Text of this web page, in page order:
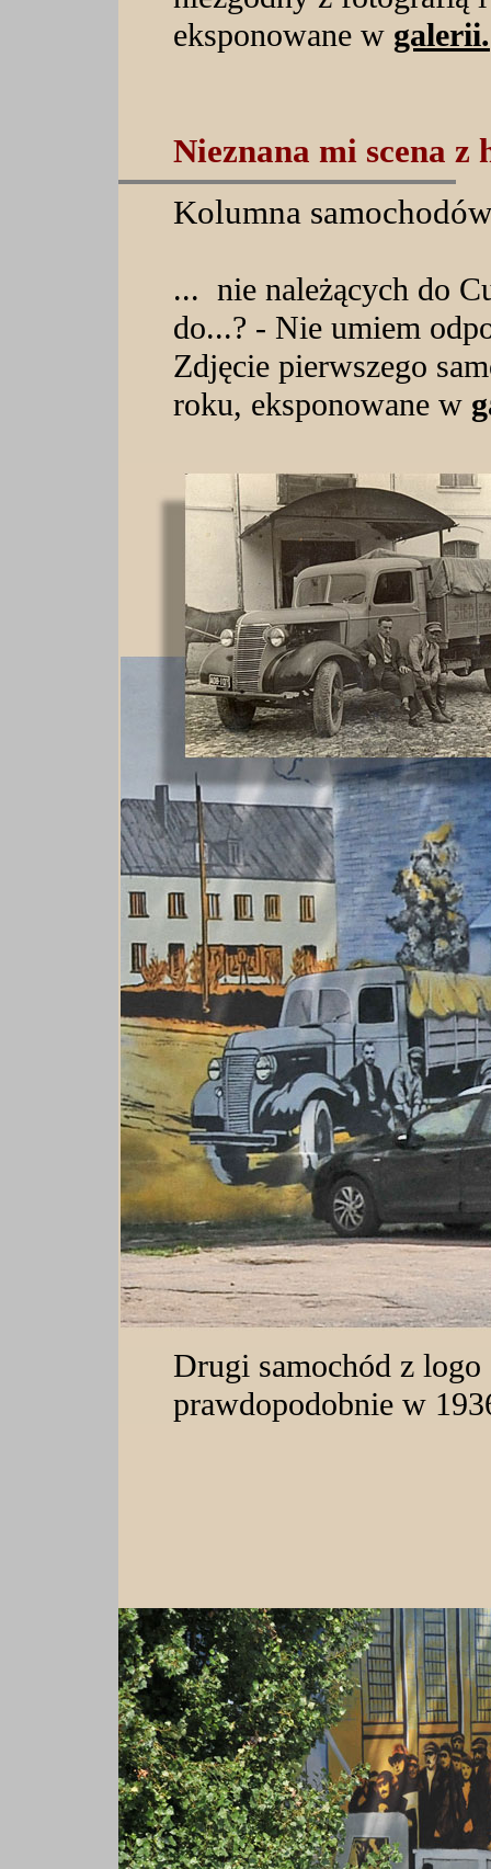
eksponowane w galerii.
Nieznana mi scena
Kolumna
... nie należących do
do...? - Nie umiem
Zdjęcie pierwszego
roku, eksponowane w
Drugi samochód z
prawdopodobnie w